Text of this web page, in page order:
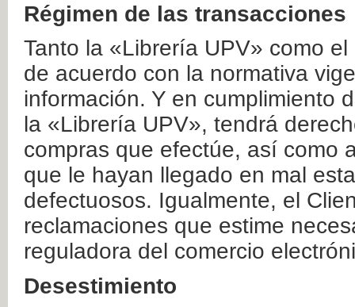
Régimen de las transacciones
Tanto la «Librería UPV» como
de acuerdo con la normativa
información. Y en cumplimiento
la «Librería UPV», tendrá
compras que efectúe, así como
que le hayan llegado en mal
defectuosos. Igualmente, el
reclamaciones que estime
reguladora del comercio
Desestimiento